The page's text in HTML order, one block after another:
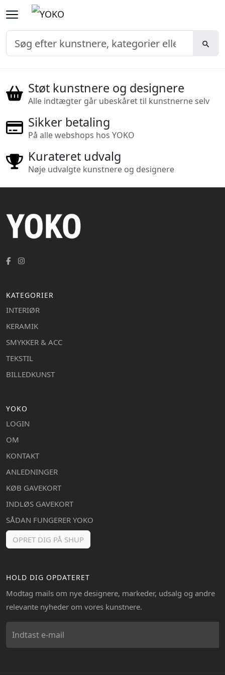
Støt kunstnere og designere
Alle indtægter går ubeskåret til kunstnerne selv
Sikker betaling
På alle webshops hos YOKO
Kurateret udvalg
Nøje udvalgte kunstnere og designere
KATEGORIER
INTERIØR
KERAMIK
SMYKKER & ACC
TEKSTIL
BILLEDKUNST
YOKO
LOGIN
OM
KONTAKT
ANLEDNINGER
KØB GAVEKORT
INDLØS GAVEKORT
SÅDAN FUNGERER YOKO
OPRET DIG PÅ SHUP
HOLD DIG OPDATERET
Modtag mails om nye designere, markeder, udsalg og andre
relevante nyheder om vores kunstnere.